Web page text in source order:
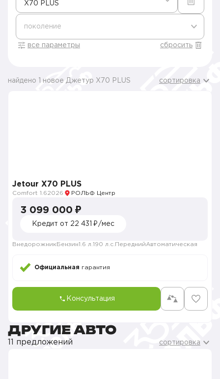
X70 PLUS
поколение
все параметры сбросить
найдено 1 новое Джетур X70 PLUS сортировка
Jetour X70 PLUS
Comfort 1.62026 РОЛЬФ Центр
3 099 000 ₽
Кредит от 22 431 ₽/мес
Внедорожник Бензин1.6 л. 190 л.с. ПереднийАвтоматическая
Официальная гарантия
Консультация
ДРУГИЕ АВТО
11 предложений сортировка